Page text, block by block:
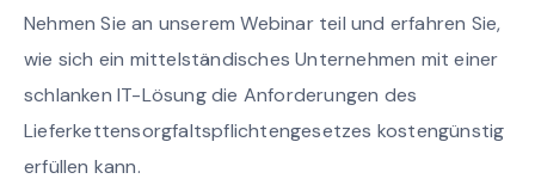
Nehmen Sie an unserem Webinar teil und erfahren Sie,
wie sich ein mittelständisches Unternehmen mit einer
schlanken IT-Lösung die Anforderungen des
Lieferkettensorgfaltspflichtengesetzes kostengünstig
erfüllen kann.